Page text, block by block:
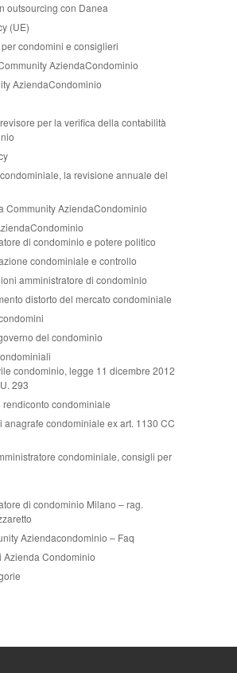
outsourcing con Danea
(UE)
condomini e consiglieri
AziendaCondominio
AziendaCondominio
per la verifica della contabilità
la revisione annuale del
Community AziendaCondominio
di condominio e potere politico
condominiale e controllo
amministratore di condominio
distorto del mercato condominiale
del condominio
condominio, legge 11 dicembre 2012
293
rendiconto condominiale
anagrafe condominiale ex art. 1130 CC
condominiale, consigli per
di condominio Milano – rag.
Aziendacondominio – Faq
Azienda Condominio